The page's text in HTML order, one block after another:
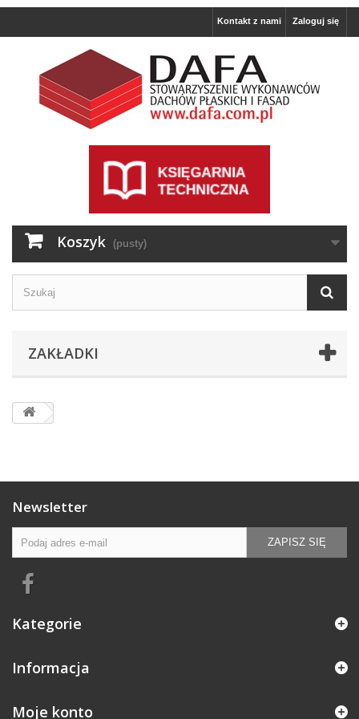
Zaloguj się
Kontakt z nami
Koszyk (pusty)
ZAKŁADKI
Newsletter
ZAPISZ SIĘ
Kategorie
Informacja
Moje konto